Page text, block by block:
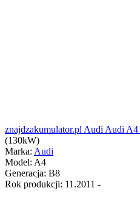
znajdzakumulator.pl Audi Audi A4
(130kW)
Marka: Audi
Model: A4
Generacja: B8
Rok produkcji: 11.2011 -